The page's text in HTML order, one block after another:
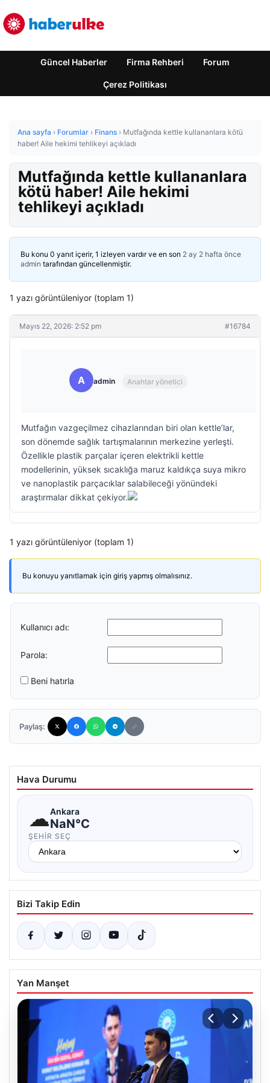
Güncel Haberler Firma Rehberi Forum
Çerez Politikası
Ana sayfa › Forumlar › Finans › Mutfağında kettle kullananlara kötü
haber! Aile hekimi tehlikeyi açıkladı
Mutfağında kettle kullananlara
kötü haber! Aile hekimi
tehlikeyi açıkladı
Bu konu 0 yanıt içerir, 1 izleyen vardır ve en son 2 ay 2 hafta önce
admin tarafından güncellenmiştir.
1 yazı görüntüleniyor (toplam 1)
Mayıs 22, 2026: 2:52 pm #16784
A admin Anahtar yönetici
Mutfağın vazgeçilmez cihazlarından biri olan kettle’lar,
son dönemde sağlık tartışmalarının merkezine yerleşti.
Özellikle plastik parçalar içeren elektrikli kettle
modellerinin, yüksek sıcaklığa maruz kaldıkça suya mikro
ve nanoplastik parçacıklar salabileceği yönündeki
araştırmalar dikkat çekiyor.
1 yazı görüntüleniyor (toplam 1)
Bu konuyu yanıtlamak için giriş yapmış olmalısınız.
Kullanıcı adı:
Parola:
Beni hatırla
Paylaş:
Hava Durumu
☁Ankara
NaN°C
ŞEHIR SEÇ
Bizi Takip Edin
Yan Manşet